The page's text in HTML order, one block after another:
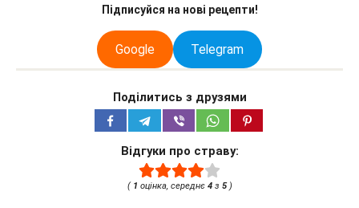
Підписуйся на нові рецепти!
Google Telegram
Поділитись з друзями
Відгуки про страву:
( 1 оцінка, середнє 4з 5)